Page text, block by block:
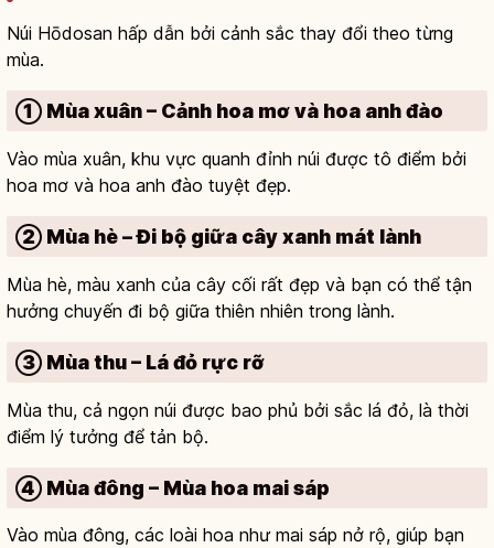
Núi Hōdosan hấp dẫn bởi cảnh sắc thay đổi theo từng
mùa.
① Mùa xuân – Cảnh hoa mơ và hoa anh đào
Vào mùa xuân, khu vực quanh đỉnh núi được tô điểm bởi
hoa mơ và hoa anh đào tuyệt đẹp.
② Mùa hè – Đi bộ giữa cây xanh mát lành
Mùa hè, màu xanh của cây cối rất đẹp và bạn có thể tận
hưởng chuyến đi bộ giữa thiên nhiên trong lành.
③ Mùa thu – Lá đỏ rực rỡ
Mùa thu, cả ngọn núi được bao phủ bởi sắc lá đỏ, là thời
điểm lý tưởng để tản bộ.
④ Mùa đông – Mùa hoa mai sáp
Vào mùa đông, các loài hoa như mai sáp nở rộ, giúp bạn